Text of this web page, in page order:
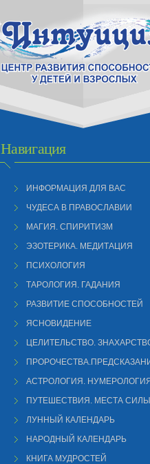
Навигация
ИНФОРМАЦИЯ ДЛЯ ВАС
ЧУДЕСА В ПРАВОСЛАВИИ
МАГИЯ. СПИРИТИЗМ
ЭЗОТЕРИКА. МЕДИТАЦИЯ
ПСИХОЛОГИЯ
ТАРОЛОГИЯ. ГАДАНИЯ
РАЗВИТИЕ СПОСОБНОСТЕЙ
ЯСНОВИДЕНИЕ
ЦЕЛИТЕЛЬСТВО.
АСТРОЛОГИЯ. НУМЕРОЛОГИЯ
ПУТЕШЕСТВИЯ. МЕСТА СИЛЫ
ЛУННЫЙ КАЛЕНДАРЬ
НАРОДНЫЙ КАЛЕНДАРЬ
КНИГА МУДРОСТЕЙ